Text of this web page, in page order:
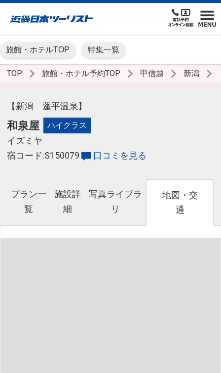
旅館・ホテルTOP 特集一覧
TOP 旅館・ホテル予約TOP 甲信越 新潟
【新潟 蓬平温泉】
和泉屋 ハイクラス
イズミヤ
宿コード:S150079
口コミを見る
プラン一
覧
施設詳
細
写真ライブラ
リ
地図・交
通